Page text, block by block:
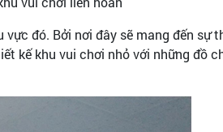
đó. Bởi nơi đây sẽ mang đến sự
kế khu vui chơi nhỏ với những đồ